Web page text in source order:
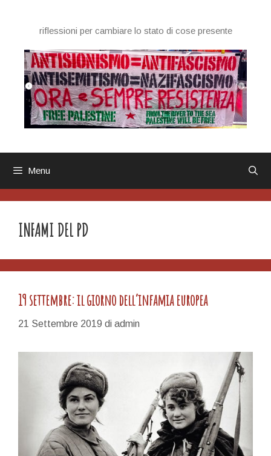
contenutoriflessioni per cambiare lo stato di cose presente
Menu
INFAMI DEL PD
19 settembre: il giorno dell’infamia europea
21 Settembre 2019 di admin